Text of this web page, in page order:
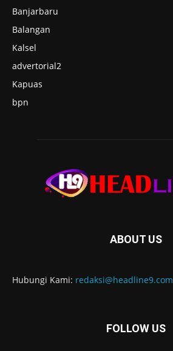
Banjarbaru
Balangan
Kalsel
advertorial2
Kapuas
bpn
ABOUT US
Hubungi Kami: redaksi@headline9.com
FOLLOW US